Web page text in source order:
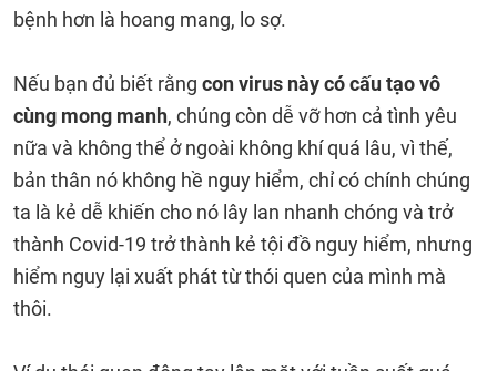
bệnh hơn là hoang mang, lo sợ.
Nếu bạn đủ biết rằng con virus này có cấu tạo vô
cùng mong manh, chúng còn dễ vỡ hơn cả tình yêu
nữa và không thể ở ngoài không khí quá lâu, vì thế,
bản thân nó không hề nguy hiểm, chỉ có chính chúng
ta là kẻ dễ khiến cho nó lây lan nhanh chóng và trở
thành Covid-19 trở thành kẻ tội đồ nguy hiểm, nhưng
hiểm nguy lại xuất phát từ thói quen của mình mà
thôi.